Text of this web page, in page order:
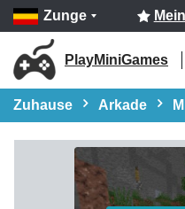
Zunge
PlayMiniGames
Zuhause Arkade